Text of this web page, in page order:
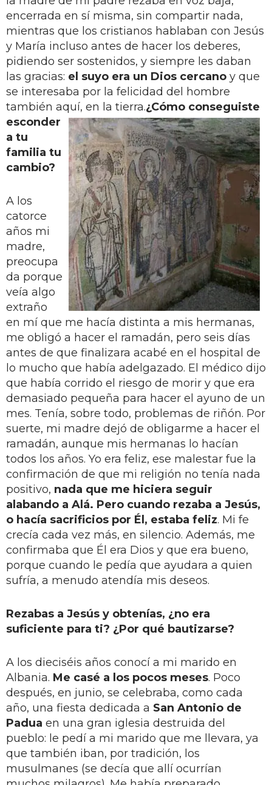
encerrada en sí misma, sin compartir nada,
mientras que los cristianos hablaban con Jesús
y María incluso antes de hacer los deberes,
pidiendo ser sostenidos, y siempre les daban
las gracias: el suyo era un Dios cercano y que
se interesaba por la felicidad del hombre
también aquí, en la tierra.¿Cómo conseguiste
esconder
a tu
familia tu
cambio?
A los
catorce
años mi
madre,
preocupa
da porque
veía algo
extraño
en mí que me hacía distinta a mis hermanas,
me obligó a hacer el ramadán, pero seis días
antes de que finalizara acabé en el hospital de
lo mucho que había adelgazado. El médico dijo
que había corrido el riesgo de morir y que era
demasiado pequeña para hacer el ayuno de un
mes. Tenía, sobre todo, problemas de riñón. Por
suerte, mi madre dejó de obligarme a hacer el
ramadán, aunque mis hermanas lo hacían
todos los años. Yo era feliz, ese malestar fue la
confirmación de que mi religión no tenía nada
positivo, nada que me hiciera seguir
alabando a Alá. Pero cuando rezaba a Jesús,
o hacía sacrificios por Él, estaba feliz. Mi fe
crecía cada vez más, en silencio. Además, me
confirmaba que Él era Dios y que era bueno,
porque cuando le pedía que ayudara a quien
sufría, a menudo atendía mis deseos.
Rezabas a Jesús y obtenías, ¿no era
suficiente para ti? ¿Por qué bautizarse?
A los dieciséis años conocí a mi marido en
Albania. Me casé a los pocos meses. Poco
después, en junio, se celebraba, como cada
año, una fiesta dedicada a San Antonio de
Padua en una gran iglesia destruida del
pueblo: le pedí a mi marido que me llevara, ya
que también iban, por tradición, los
musulmanes (se decía que allí ocurrían